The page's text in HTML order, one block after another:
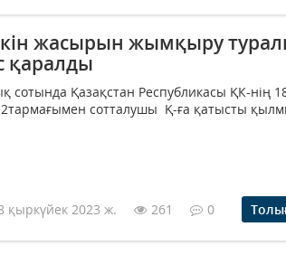
жасырын жымқыру
қаралды
сотында Қазақстан Республикасы ҚК-нің
2тармағымен сотталушы Қ-ға қатысты
қыркүйек 2023 ж. 261 0